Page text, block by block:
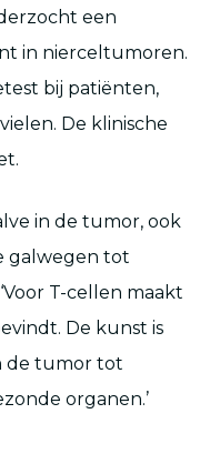
een
in nierceltumoren.
bij patiënten,
De klinische
in de tumor, ook
galwegen tot
T-cellen maakt
De kunst is
de tumor tot
organen.’